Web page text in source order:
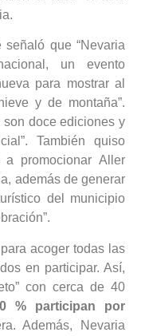
que “Nevaria
un evento
para mostrar al
y de montaña”.
son doce ediciones y
También quiso
a promocionar Aller
además de generar
del municipio
acoger todas las
en participar. Así,
con cerca de 40
% participan por
Además, Nevaria